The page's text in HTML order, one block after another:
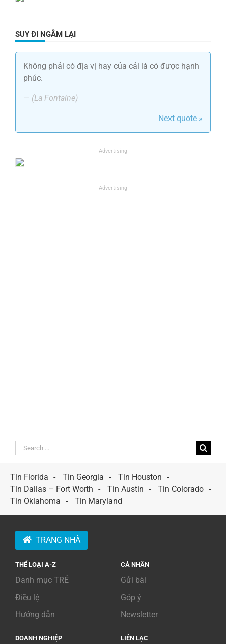
SUY ĐI NGẪM LẠI
Không phải có địa vị hay của cải là có được hạnh
phúc.
— (La Fontaine)
Next quote »
Search
for:
Tin Florida
Tin Georgia
Tin Houston
Tin Dallas – Fort Worth
Tin Austin
Tin Colorado
Tin Oklahoma
Tin Maryland
TRANG NHÀ
THỂ LOẠI A-Z
Danh mục TRẺ
Điều lệ
Hướng dẫn
CÁ NHÂN
Gửi bài
Góp ý
Newsletter
DOANH NGHIỆP LIÊN LẠC